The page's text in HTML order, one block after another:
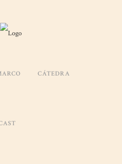
CÁTEDRA
DEL
laboral, un encuentro que